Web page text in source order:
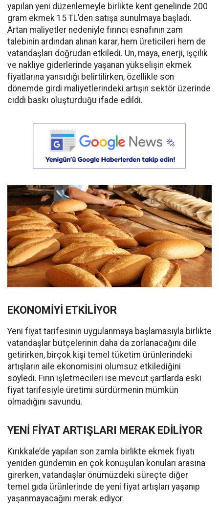
yapılan yeni düzenlemeyle birlikte kent genelinde 200
gram ekmek 15 TL’den satışa sunulmaya başladı.
Artan maliyetler nedeniyle fırıncı esnafının zam
talebinin ardından alınan karar, hem üreticileri hem de
vatandaşları doğrudan etkiledi. Un, maya, enerji, işçilik
ve nakliye giderlerinde yaşanan yükselişin ekmek
fiyatlarına yansıdığı belirtilirken, özellikle son
dönemde girdi maliyetlerindeki artışın sektör üzerinde
ciddi baskı oluşturduğu ifade edildi.
EKONOMİYİ ETKİLİYOR
Yeni fiyat tarifesinin uygulanmaya başlamasıyla birlikte
vatandaşlar bütçelerinin daha da zorlanacağını dile
getirirken, birçok kişi temel tüketim ürünlerindeki
artışların aile ekonomisini olumsuz etkilediğini
söyledi. Fırın işletmecileri ise mevcut şartlarda eski
fiyat tarifesiyle üretimi sürdürmenin mümkün
olmadığını savundu.
YENİ FİYAT ARTIŞLARI MERAK EDİLİYOR
Kırıkkale’de yapılan son zamla birlikte ekmek fiyatı
yeniden gündemin en çok konuşulan konuları arasına
girerken, vatandaşlar önümüzdeki süreçte diğer
temel gıda ürünlerinde de yeni fiyat artışları yaşanıp
yaşanmayacağını merak ediyor.